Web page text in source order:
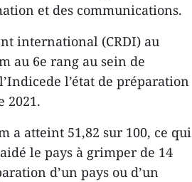
et des communications.
international (CRDI) au
au 6e rang au sein de
l’état de préparation
2021.
a atteint 51,82 sur 100, ce qui
le pays à grimper de 14
d’un pays ou d’un